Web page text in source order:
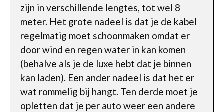
zijn in verschillende lengtes, tot wel 8
meter. Het grote nadeel is dat je de kabel
regelmatig moet schoonmaken omdat er
door wind en regen water in kan komen
(behalve als je de luxe hebt dat je binnen
kan laden). Een ander nadeel is dat het er
wat rommelig bij hangt. Ten derde moet je
opletten dat je per auto weer een andere